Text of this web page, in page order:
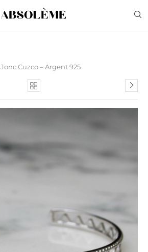
Jonc Cuzco – Argent 925